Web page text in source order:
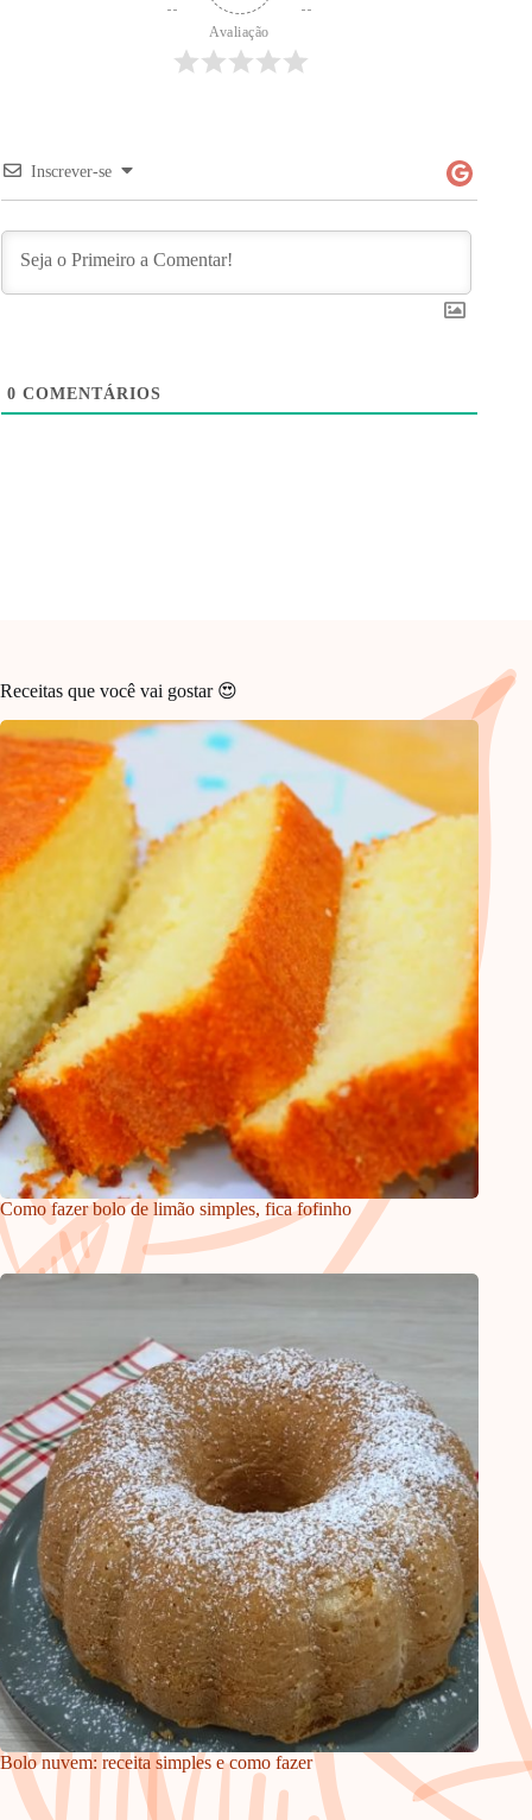
Avaliação
Inscrever-se
0 COMENTÁRIOS
Receitas que você vai gostar 😍
Como fazer bolo de limão simples, fica fofinho
Bolo nuvem: receita simples e como fazer